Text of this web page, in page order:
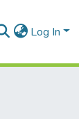
Log In